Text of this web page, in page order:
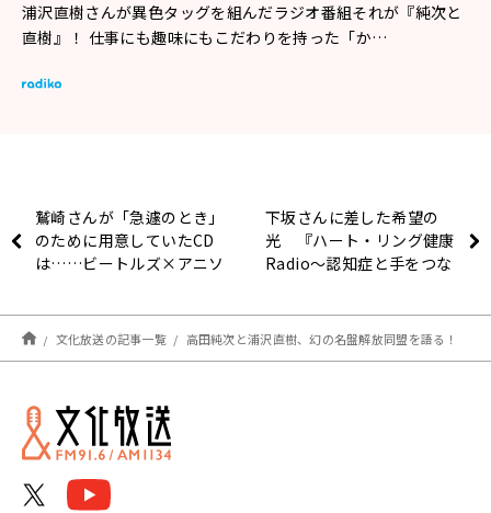
浦沢直樹さんが異色タッグを組んだラジオ番組それが『純次と
直樹』！ 仕事にも趣味にもこだわりを持った「か…
鷲崎さんが「急遽のとき」
のために用意していたCD
は……ビートルズ×アニソ
下坂さんに差した希望の
光 『ハート・リング健康
Radio～認知症と手をつな
文化放送の記事一覧 高田純次と浦沢直樹、幻の名盤解放同盟を語る！